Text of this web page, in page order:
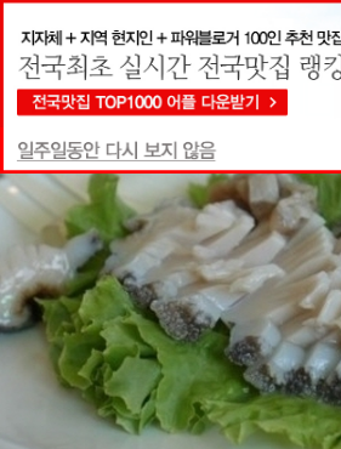
맛집상세정보